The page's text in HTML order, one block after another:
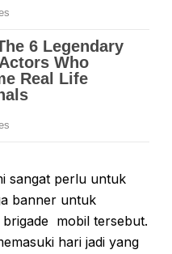
sangat perlu untuk
banner untuk
mobil tersebut.
hari jadi yang